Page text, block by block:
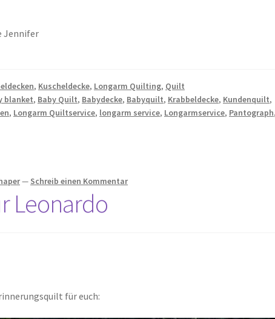
Jennifer
, Kuscheldecke, Longarm Quilting, Quilt
blanket, Baby Quilt, Babydecke, Babyquilt, Krabbeldecke, Kundenquilt,
, Longarm Quiltservice, longarm service, Longarmservice, Pantograph
— Schreib einen Kommentar
Leonardo
für euch: